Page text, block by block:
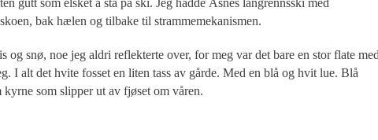
bak hælen og tilbake til strammemekanismen.
og snø, noe jeg aldri reflekterte over, for meg var det bare en stor flate med
I alt det hvite fosset en liten tass av gårde. Med en blå og hvit lue. Blå
som slipper ut av fjøset om våren.